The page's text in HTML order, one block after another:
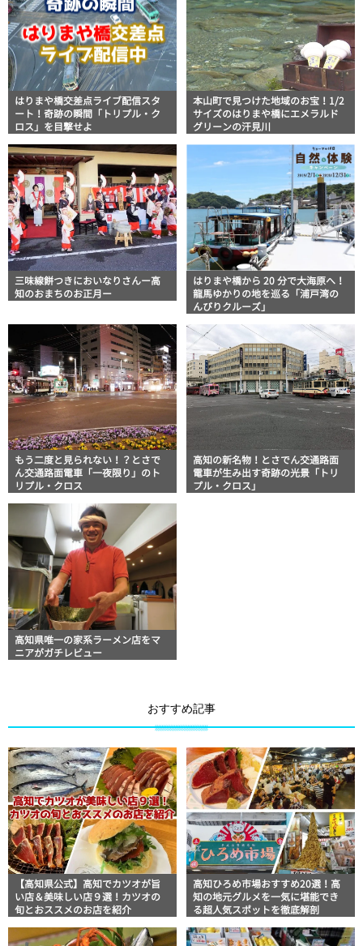
はりまや橋交差点ライブ配信スタ
ート！奇跡の瞬間「トリプル・ク
ロス」を目撃せよ
本山町で見つけた地域のお宝！1/2
サイズのはりまや橋にエメラルド
グリーンの汗見川
三味線餅つきにおいなりさんー高
知のおまちのお正月ー
はりまや橋から 20 分で大海原へ！
龍馬ゆかりの地を巡る「浦戸湾の
んびりクルーズ」
もう二度と見られない！？とさで
ん交通路面電車「一夜限り」のト
リプル・クロス
高知の新名物！とさでん交通路面
電車が生み出す奇跡の光景「トリ
プル・クロス」
高知県唯一の家系ラーメン店をマ
ニアがガチレビュー
おすすめ記事
【高知県公式】高知でカツオが旨
い店＆美味しい店９選！カツオの
旬とおススメのお店を紹介
高知ひろめ市場おすすめ20選！高
知の地元グルメを一気に堪能でき
る超人気スポットを徹底解剖